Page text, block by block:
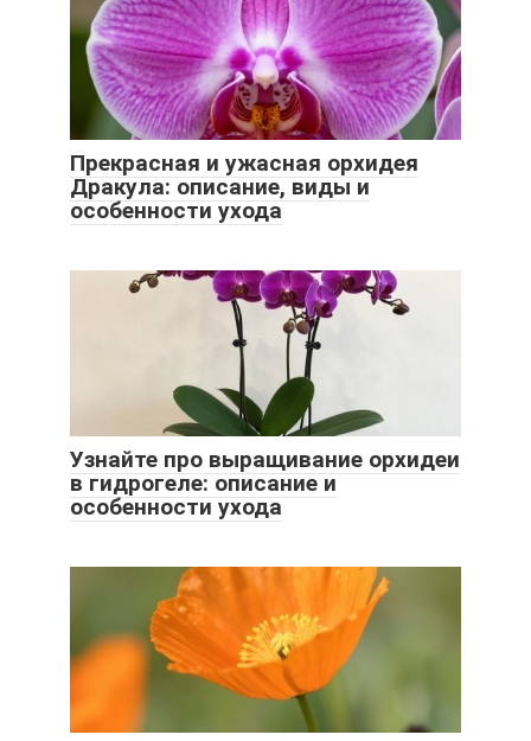
Прекрасная и ужасная орхидея
Дракула: описание, виды и
особенности ухода
Узнайте про выращивание орхидеи
в гидрогеле: описание и
особенности ухода